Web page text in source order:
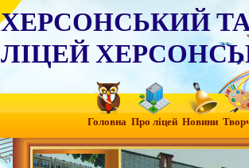
ХЕРСОНСЬКИЙ
ЛІЦЕЙ
Головна Про ліцей Новини